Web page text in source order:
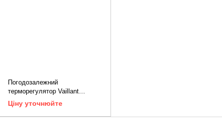
Погодозалежний
терморегулятор Vaillant
auroMATIC VRS 620/3
Ціну уточнюйте